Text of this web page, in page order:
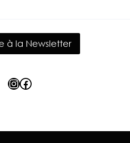
à la Newsletter
Instagram
Facebook